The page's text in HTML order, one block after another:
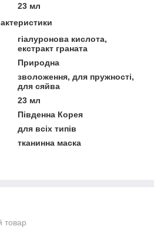
23 мл
гіалуронова кислота,
екстракт граната
Природна
зволоження, для пружності,
для сяйва
23 мл
Південна Корея
для всіх типів
тканинна маска
товар